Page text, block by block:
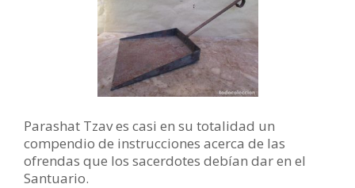
Parashat Tzav es casi en su totalidad un
compendio de instrucciones acerca de las
ofrendas que los sacerdotes debían dar en el
Santuario.